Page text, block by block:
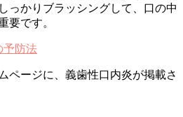
っかりブラッシングして、口の中
要です。
予防法
ページに、義歯性口内炎が掲載さ